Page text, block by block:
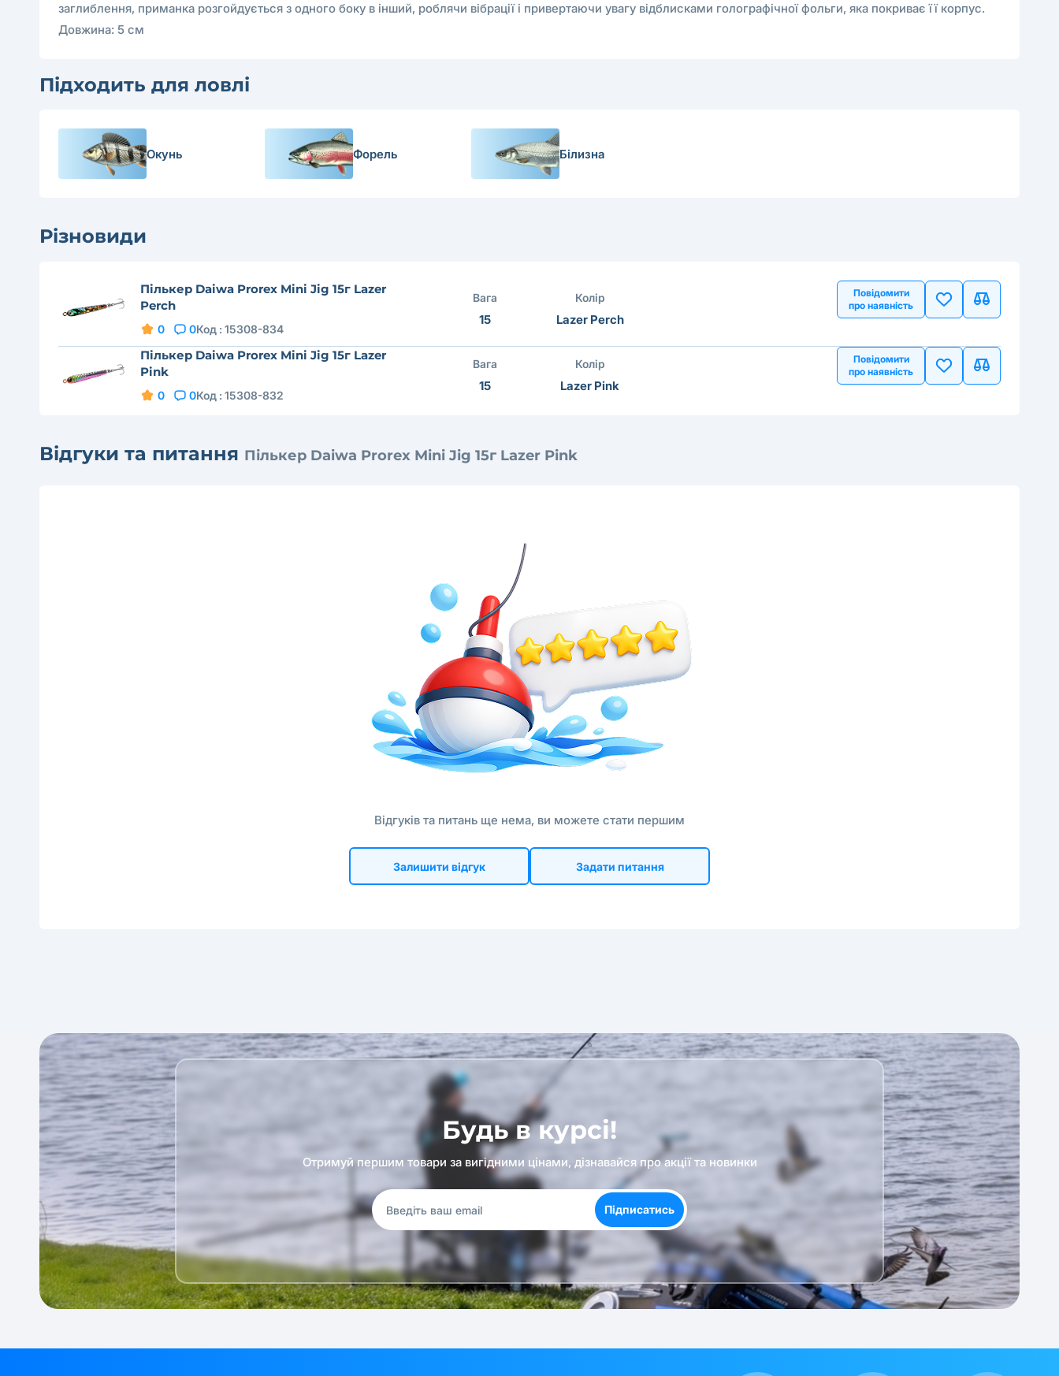
заглиблення, приманка розгойдується з одного боку в інший, роблячи вібрації і привертаючи увагу відблисками голографічної фольги, яка покриває її корпус.
Довжина: 5 см
Підходить для ловлі
Окунь Форель Білизна
Різновиди
Пількер Daiwa Prorex Mini Jig 15г Lazer
Perch
0 0Код : 15308-834
Вага
15
Колір
Lazer Perch
Повідомити
про наявність
Пількер Daiwa Prorex Mini Jig 15г Lazer
Pink
0 0Код : 15308-832
Вага
15
Колір
Lazer Pink
Повідомити
про наявність
Відгуки та питання Пількер Daiwa Prorex Mini Jig 15г Lazer Pink
Відгуків та питань ще нема, ви можете стати першим
Залишити відгук Задати питання
Будь в курсі!
Отримуй першим товари за вигідними цінами, дізнавайся про акції та новинки
Підписатись